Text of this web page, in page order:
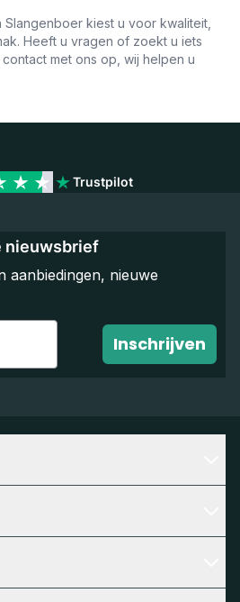
kiest u voor kwaliteit,
Heeft u vragen of zoekt u iets
met ons op, wij helpen u
Trustpilot
nieuwsbrief
aanbiedingen, nieuwe
Inschrijven